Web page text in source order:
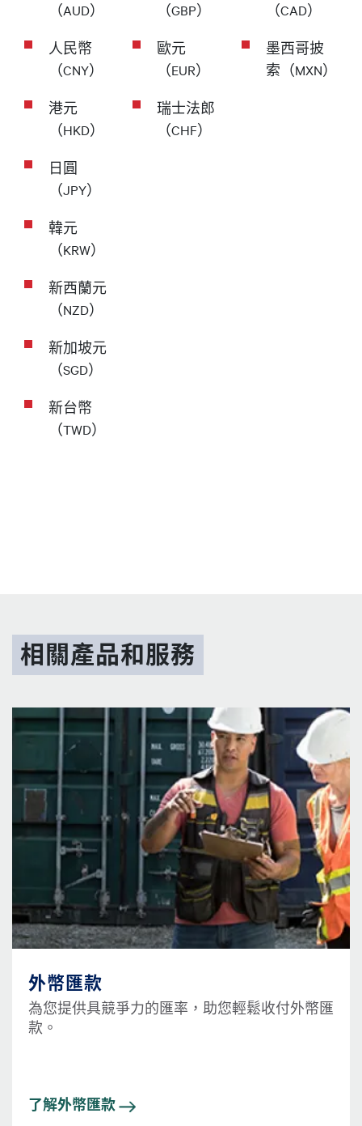
（AUD）
人民幣
（CNY）
港元
（HKD）
日圓
（JPY）
韓元
（KRW）
新西蘭元
（NZD）
新加坡元
（SGD）
新台幣
（TWD）
（GBP）
歐元
（EUR）
瑞士法郎
（CHF）
（CAD）
墨西哥披
索（MXN）
相關產品和服務
圖片
外幣匯款
為您提供具競爭力的匯率，助您輕鬆收付外幣匯
款。
了解外幣匯款